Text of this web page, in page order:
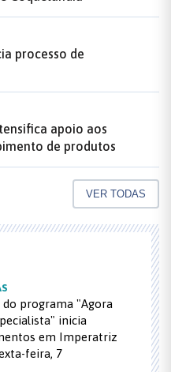
processo de
apoio aos
de produtos
VER TODAS
do programa "Agora
inicia
em Imperatriz
feira, 7